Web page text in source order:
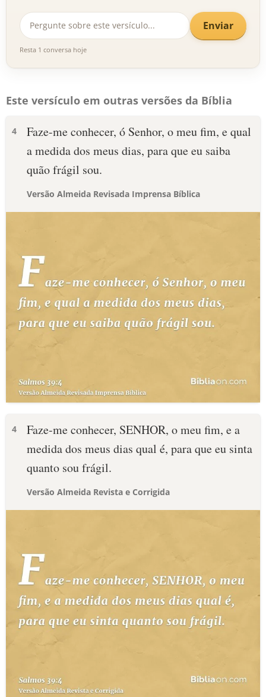
Enviar
Resta 1 conversa hoje
Este versículo em outras versões da Bíblia
4
Faze-me conhecer, ó Senhor, o meu fim, e qual
a medida dos meus dias, para que eu saiba
quão frágil sou.
Versão Almeida Revisada Imprensa Bíblica
4
Faze-me conhecer, SENHOR, o meu fim, e a
medida dos meus dias qual é, para que eu sinta
quanto sou frágil.
Versão Almeida Revista e Corrigida